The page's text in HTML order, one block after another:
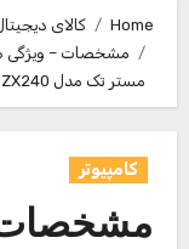
Home کالای
مستر تک مدل ZX240
کامپیوتر
مشخصات